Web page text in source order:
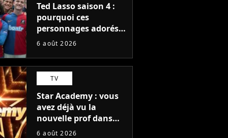
Ted Lasso saison 4 :
pourquoi ces
personnages adorés
des fans ne sont pas
6 août 2026
TV
Star Academy : vous
avez déjà vu la
nouvelle prof dans
The Voice et aux
6 août 2026